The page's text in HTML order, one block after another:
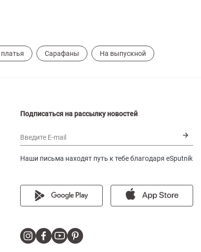
Сарафаны На выпускной
Подписаться на рассылку новостей
Введите E-mail
Наши письма находят путь к тебе благодаря eSputnik